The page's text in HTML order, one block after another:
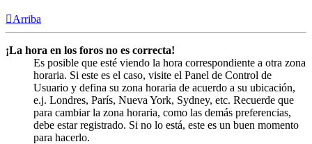
Arriba
¡La hora en los foros no es correcta!
Es posible que esté viendo la hora correspondiente a otra zona
horaria. Si este es el caso, visite el Panel de Control de
Usuario y defina su zona horaria de acuerdo a su ubicación,
e.j. Londres, París, Nueva York, Sydney, etc. Recuerde que
para cambiar la zona horaria, como las demás preferencias,
debe estar registrado. Si no lo está, este es un buen momento
para hacerlo.